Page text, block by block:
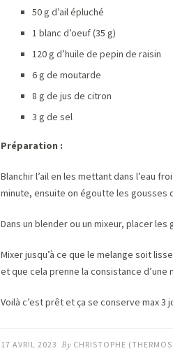
50 g d’ail épluché
1 blanc d’oeuf (35 g)
120 g d’huile de pepin de raisin
6 g de moutarde
8 g de jus de citron
3 g de sel
Préparation :
Blanchir l’ail en les mettant dans l’eau
minute, ensuite on égoutte les gousses
Dans un blender ou un mixeur, placer
Mixer jusqu’à ce que le melange soit
et que cela prenne la consistance d’une
Voilà c’est prêt et ça se conserve max 3
17 AVRIL 2023 By CHRISTOPHE